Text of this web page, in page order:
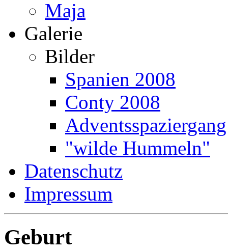
Maja
Galerie
Bilder
Spanien 2008
Conty 2008
"wilde Hummeln"
Datenschutz
Impressum
Geburt